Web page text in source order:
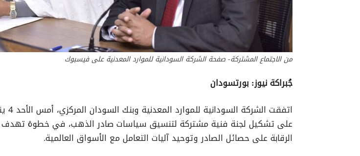
من الاجتماع المشتركة- صفحة الشركة السودانية للموارد المعدنية على فيسبوك
جُبراكة نيوز: بورتسودان
على تشكيل لجنة فنية مشتركة لتنسيق سياسات صادر الذهب، في خطوة تهدف
الرقابة على حصائل الصادر وتوحيد آليات التعامل مع الأسواق العالمية.